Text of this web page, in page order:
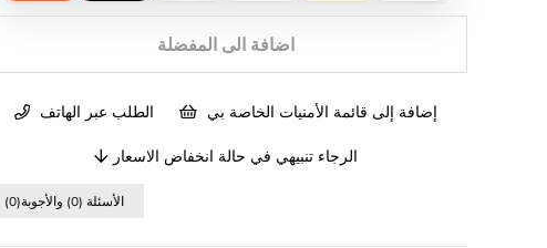
اضافة الى المفضلة
الطلب عبر الهاتف إضافة إلى قائمة الأمنيات الخاصة بي
الرجاء تنبيهي في حالة انخفاض الاسعار
(0)الأسئلة (0) والأجوبة